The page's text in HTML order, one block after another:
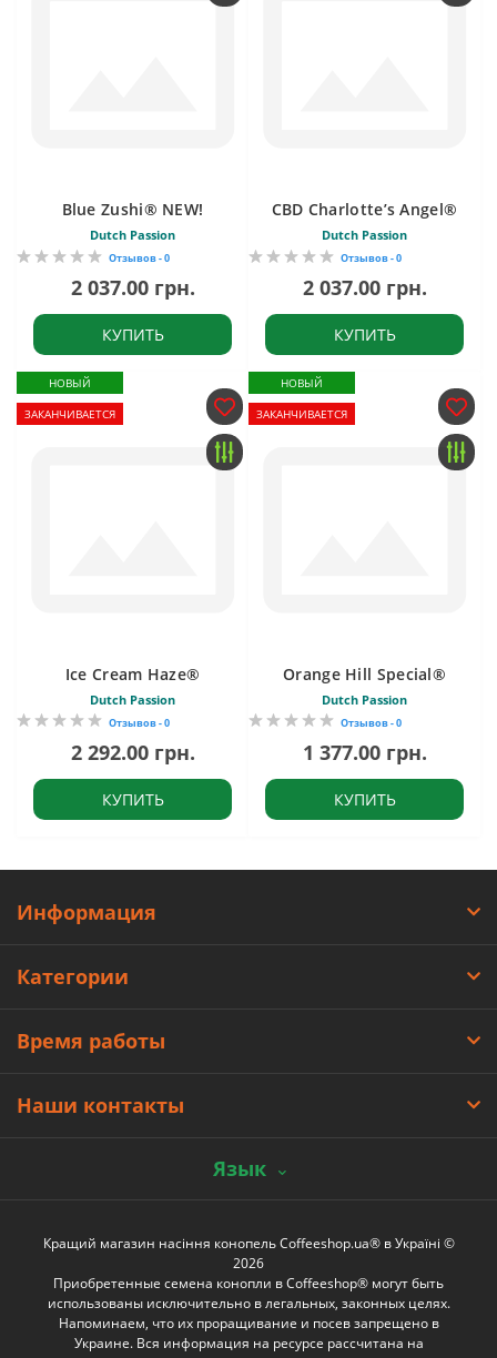
Blue Zushi® NEW!
Dutch Passion
Отзывов - 0
2 037.00 грн.
КУПИТЬ
CBD Charlotte’s Angel®
Dutch Passion
Отзывов - 0
2 037.00 грн.
КУПИТЬ
НОВЫЙ
ЗАКАНЧИВАЕТСЯ
Ice Cream Haze®
Dutch Passion
Отзывов - 0
2 292.00 грн.
КУПИТЬ
НОВЫЙ
ЗАКАНЧИВАЕТСЯ
Orange Hill Special®
Dutch Passion
Отзывов - 0
1 377.00 грн.
КУПИТЬ
Информация
Категории
Время работы
Наши контакты
Язык
Кращий магазин насіння конопель Coffeeshop.ua® в Україні ©
2026
Приобретенные семена конопли в Coffeeshop® могут быть
использованы исключительно в легальных, законных целях.
Напоминаем, что их проращивание и посев запрещено в
Украине. Вся информация на ресурсе рассчитана на